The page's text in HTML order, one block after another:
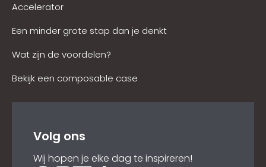
Accelerator
Een minder grote stap dan je denkt
Wat zijn de voordelen?
Bekijk een composable case
Volg ons
Wij hopen je elke dag te inspireren!